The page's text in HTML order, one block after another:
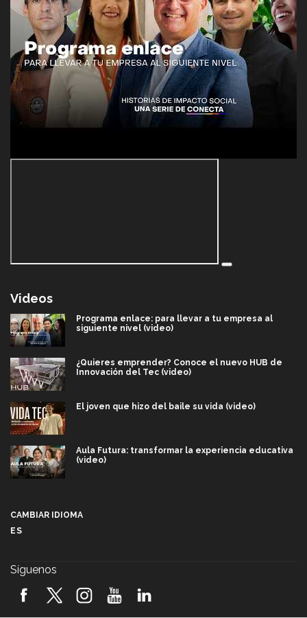
Videos
Programa enlace: para llevar a tu empresa al
siguiente nivel (video)
¿Quieres emprender? Conoce el nuevo HUB de
Innovación del Tec (video)
El joven que hizo del baile su vida (video)
Aula Futura: transformar la experiencia educativa
(video)
2026! (video)
CAMBIAR IDIOMA
ES
Síguenos